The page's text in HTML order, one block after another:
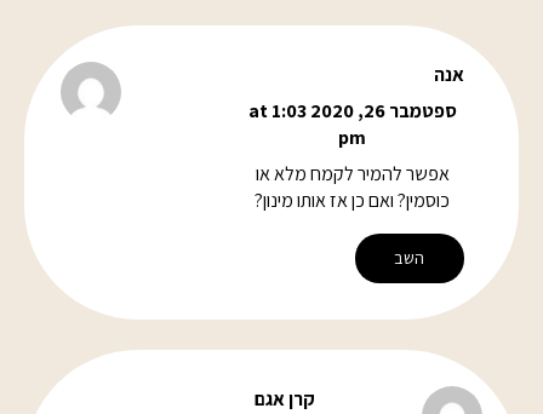
אנה
ספטמבר 26, 2020 at 1:03
pm
אפשר להמיר לקמח מלא או
כוסמין? ואם כן אז אותו מינון?
השב
קרן אגם